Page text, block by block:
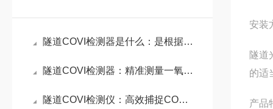
隧道COVI检测器是什么：是根据透射原理在线采集VI/CO数据的隧道检测仪器
隧道COVI检测器：精准测量一氧化碳含量与视线清晰度，保障行车环境安全
隧道COVI检测仪：高效捕捉CO和能见度变化，为应急处置提供可靠数据
安装
隧道
的适
产品